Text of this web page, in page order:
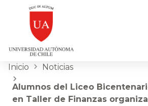
Inicio Noticias
Alumnos del Liceo
en Taller de Finanzas